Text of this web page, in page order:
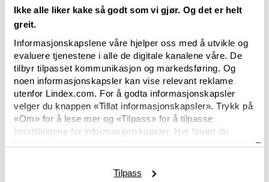
Ikke alle liker kake så godt som vi gjør. Og det er helt
greit.
Informasjonskapslene våre hjelper oss med å utvikle og
evaluere tjenestene i alle de digitale kanalene våre. De
tilbyr tilpasset kommunikasjon og markedsføring. Og
noen informasjonskapsler kan vise relevant reklame
utenfor Lindex.com. For å godta informasjonskapsler
velger du knappen «Tillat informasjonskapsler». Trykk på
«Om» for å lese mer og «Tilpass» for å tilpasse
innstillingene for informasjonskapsler. Her finner du
Tilpass
FE x Mammut
Bærekraft Logotypes